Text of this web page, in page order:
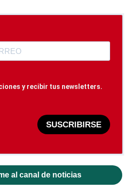
y recibir tus newsletters.
SUSCRIBIRSE
al canal de noticias